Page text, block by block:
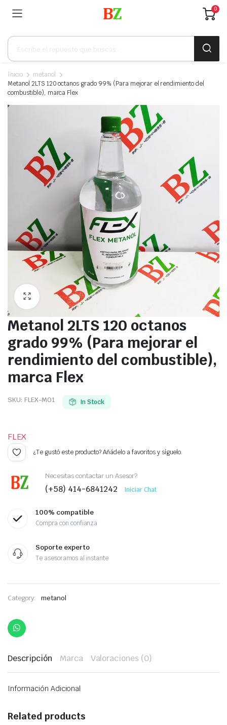
0
Búsqueda
productos
Inicio
metanol
Metanol 2LTS 120 octanos grado 99% (Para mejorar el rendimiento del
combustible), marca Flex
Metanol 2LTS 120 octanos
grado 99% (Para mejorar el
rendimiento del combustible),
marca Flex
SKU: FLEX-M01 In Stock
FLEX
¿Te gustó este producto? Añádelo a favoritos y síguelo.
Necesitas contactar un Asesor?
(+58) 414-6841242 Iniciar Chat
100% compatible
Compra con confianza
Soporte experto
Te asesoramos al instante
Category: metanol
Descripción Marca Valoraciones (0)
Información Adicional
Related products